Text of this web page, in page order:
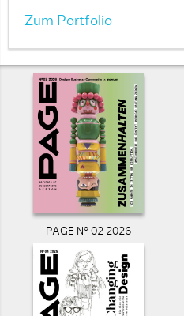
Zum Portfolio
PAGE N° 02 2026